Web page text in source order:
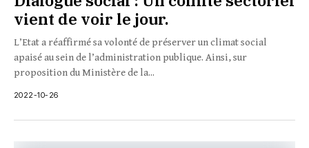
vient de voir le jour.
L’Etat a réaffirmé sa volonté de préserver un climat social
apaisé au sein de l’administration publique. Ainsi, sur
proposition du Ministère de la...
2022-10-26